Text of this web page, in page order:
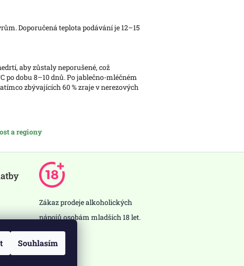
Souhlasím
Doporučená teplota podávání je 12–15
aby zůstaly neporušené, což
dobu 8–10 dnů. Po jablečno-mléčném
zbývajících 60 % zraje v nerezových
a regiony
Zákaz prodeje alkoholických
nápojů osobám mladších 18 let.